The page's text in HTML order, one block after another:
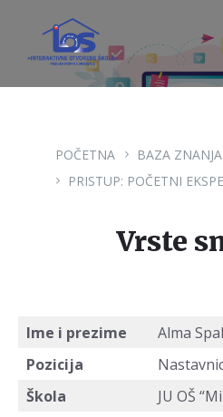
sadržaj
glavnu
navigaciju.
POČETNA BAZA ZNANJA
PRISTUP: POČETNI
Vrste
Ime i prezime
Alma
Pozicija
Škola
JU OŠ